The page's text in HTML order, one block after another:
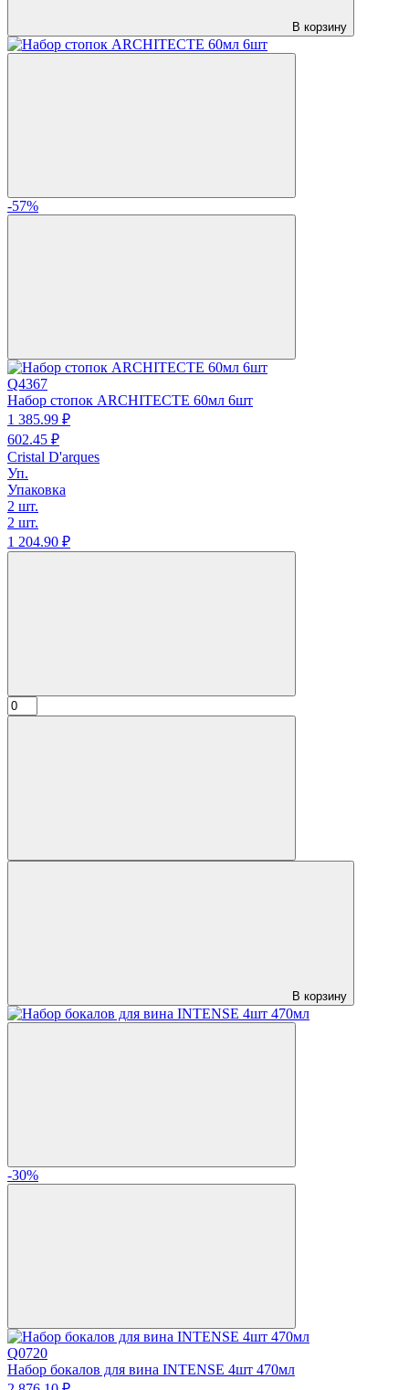
В корзину
-57%
Q4367
Набор стопок ARCHITECTE 60мл 6шт
1 385.99 ₽
602.45 ₽
Cristal D'arques
Уп.
Упаковка
2 шт.
2 шт.
1 204.90 ₽
В корзину
-30%
Q0720
Набор бокалов для вина INTENSE 4шт 470мл